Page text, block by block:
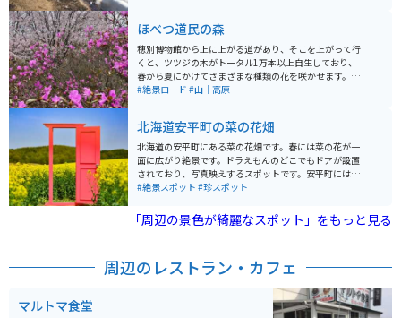
ほべつ道民の森
穂別博物館から上に上がる道があり、そこを上がって行
くと、ツツジの木がトータル1万本以上自生しており、
春から夏にかけてさまざまな種類の花を咲かせます。ま
た春は桜も一緒に楽しむことができ、一般の散歩道とし
#絶景ロード #山｜高原
北海道安平町の菜の花畑
北海道の安平町にある菜の花畑です。春には菜の花が一
面に広がり絶景です。ドラえもんのどこでもドアが設置
されており、写真映えするスポットです。安平町にはい
くつか菜の花がありますが、ここは駐車場完備で使いや
#絶景スポット #珍スポット
「周辺の景色が綺麗なスポット」をもっと見る
周辺のレストラン・カフェ
マルトマ食堂